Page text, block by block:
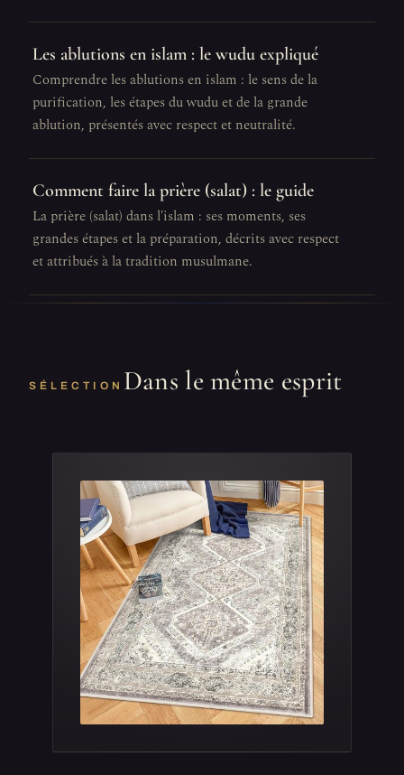
Les ablutions en islam : le wudu expliqué
Comprendre les ablutions en islam : le sens de la
purification, les étapes du wudu et de la grande
ablution, présentés avec respect et neutralité.
Comment faire la prière (salat) : le guide
La prière (salat) dans l'islam : ses moments, ses
grandes étapes et la préparation, décrits avec respect
et attribués à la tradition musulmane.
SÉLECTION Dans le même esprit